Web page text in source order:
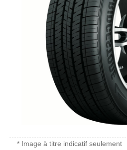
* Image à titre indicatif seulement